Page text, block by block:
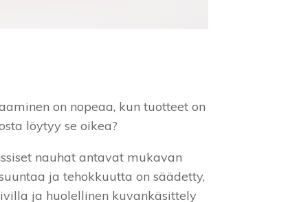
on nopeaa, kun tuotteet on
löytyy se oikea?
nauhat antavat mukavan
ja tehokkuutta on säädetty,
ja huolellinen kuvankäsittely